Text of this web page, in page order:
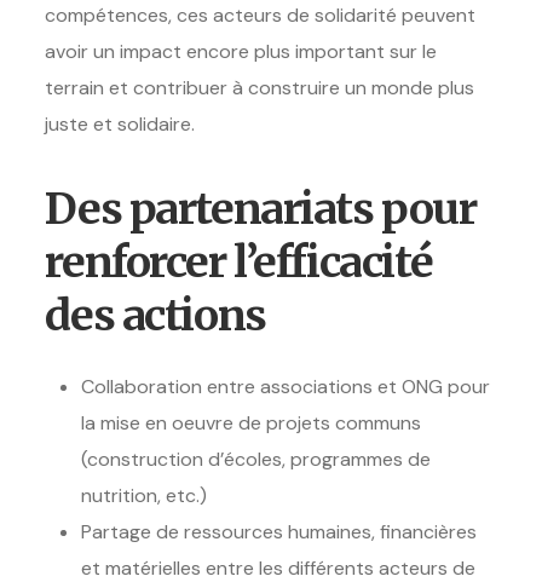
compétences, ces acteurs de solidarité peuvent
avoir un impact encore plus important sur le
terrain et contribuer à construire un monde plus
juste et solidaire.
Des partenariats pour
renforcer l’efficacité
des actions
Collaboration entre associations et ONG pour
la mise en oeuvre de projets communs
(construction d’écoles, programmes de
nutrition, etc.)
Partage de ressources humaines, financières
et matérielles entre les différents acteurs de